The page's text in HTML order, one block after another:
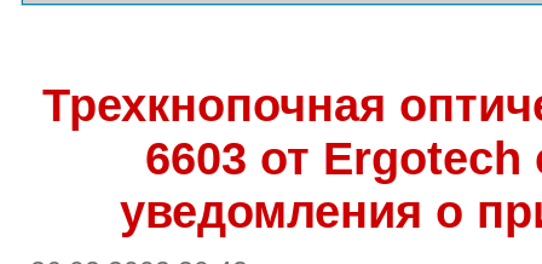
Трехкнопочная
6603 от
уведомления о